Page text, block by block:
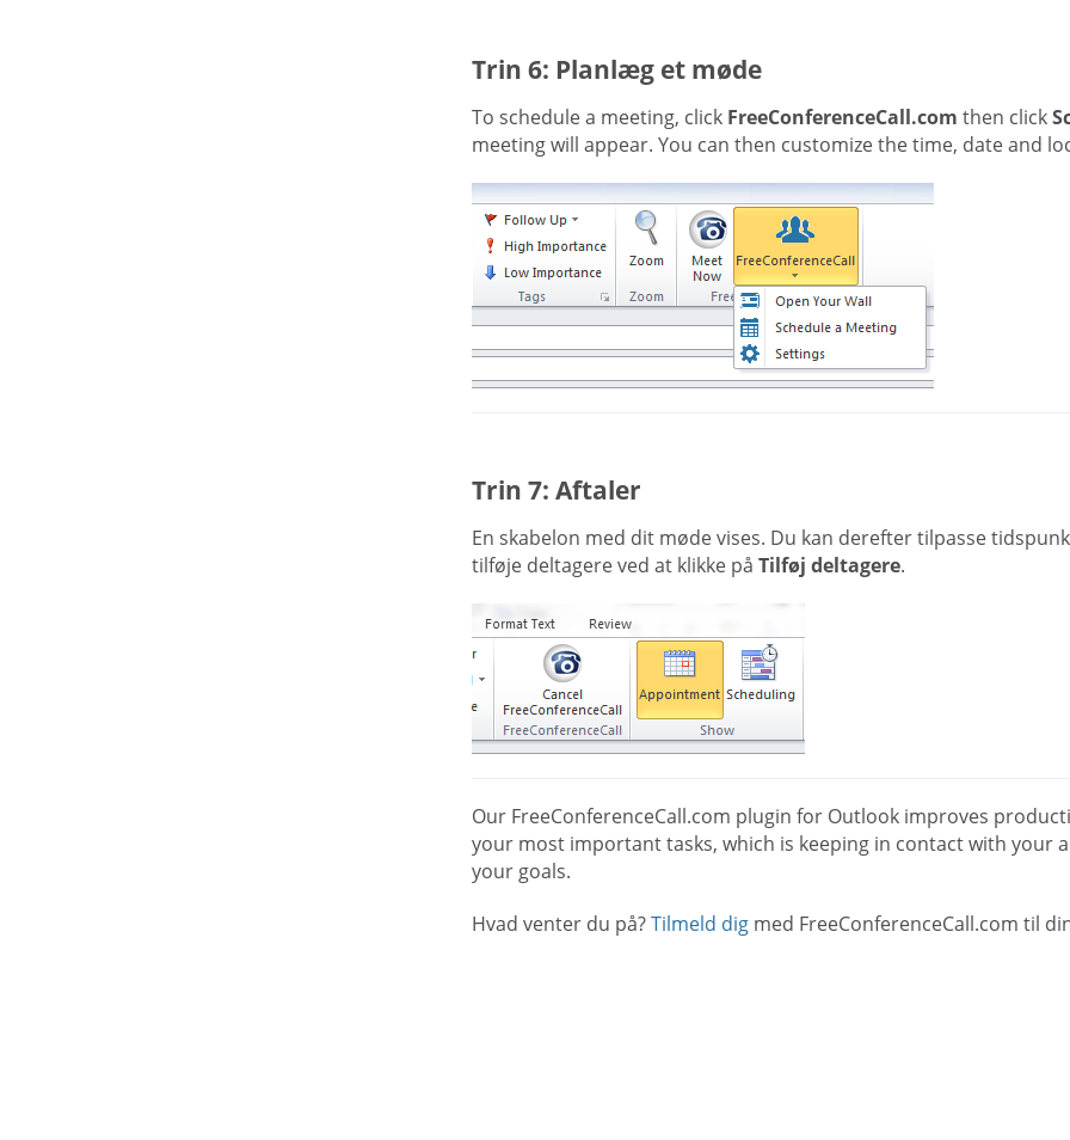
Trin 6: Planlæg et møde
To schedule a meeting, click FreeConferenceCall.com then click
meeting will appear. You can then customize the time, date and
Trin 7: Aftaler
En skabelon med dit møde vises. Du kan derefter tilpasse
tilføje deltagere ved at klikke på Tilføj deltagere.
Our FreeConferenceCall.com plugin for Outlook improves
your most important tasks, which is keeping in contact with your
your goals.
Hvad venter du på?Tilmeld digmed FreeConferenceCall.com til